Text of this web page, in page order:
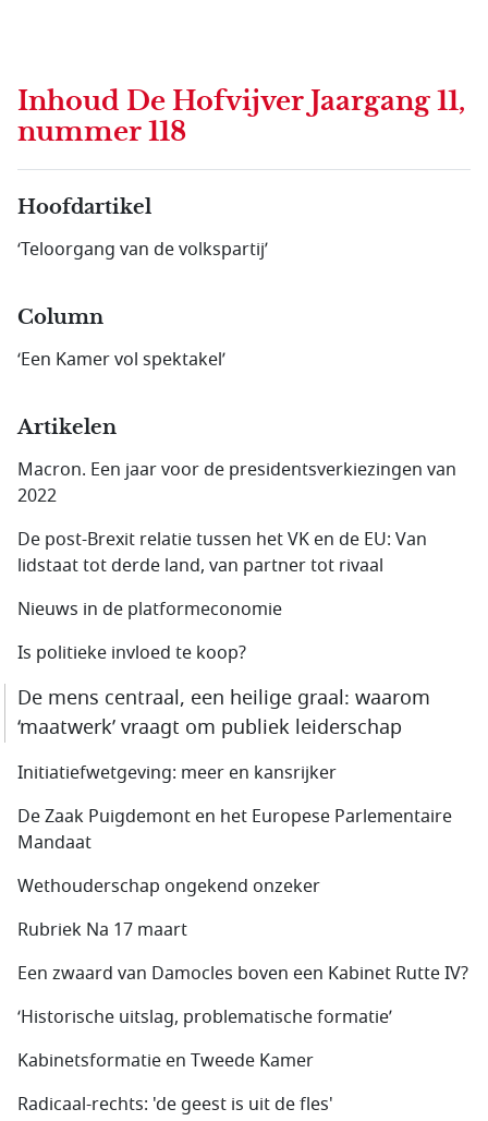
Inhoud De Hofvijver Jaargang 11,
nummer 118
Hoofdartikel
‘Teloorgang van de volkspartij’
Column
‘Een Kamer vol spektakel’
Artikelen
Macron. Een jaar voor de presidentsverkiezingen van
2022
De post-Brexit relatie tussen het VK en de EU: Van
lidstaat tot derde land, van partner tot rivaal
Nieuws in de platformeconomie
Is politieke invloed te koop?
De mens centraal, een heilige graal: waarom
‘maatwerk’ vraagt om publiek leiderschap
Initiatiefwetgeving: meer en kansrijker
De Zaak Puigdemont en het Europese Parlementaire
Mandaat
Wethouderschap ongekend onzeker
Rubriek Na 17 maart
Een zwaard van Damocles boven een Kabinet Rutte IV?
‘Historische uitslag, problematische formatie’
Kabinetsformatie en Tweede Kamer
Radicaal-rechts: 'de geest is uit de fles'